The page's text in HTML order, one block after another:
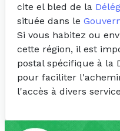
cite el bled de la
située dans le
Si vous habitez ou
cette région, il est
postal spécifique à la
pour faciliter
l'accès à divers